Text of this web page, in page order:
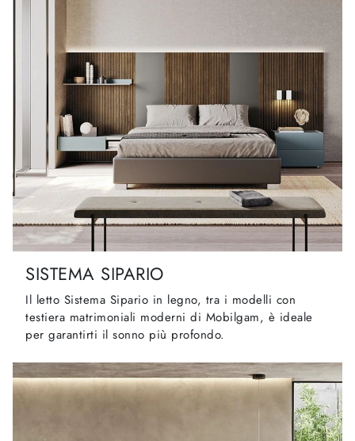
SISTEMA SIPARIO
Il letto Sistema Sipario in legno, tra i modelli con
testiera matrimoniali moderni di Mobilgam, è ideale
per garantirti il sonno più profondo.